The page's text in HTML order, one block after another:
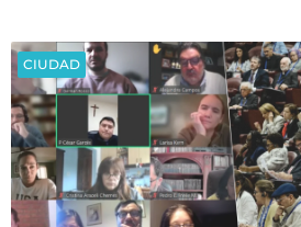
CIUDAD